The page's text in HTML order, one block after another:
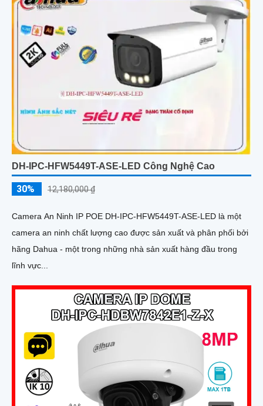
DH-IPC-HFW5449T-ASE-LED Công Nghệ Cao
30% 12,180,000 ₫
Camera An Ninh IP POE DH-IPC-HFW5449T-ASE-LED là một
camera an ninh chất lượng cao được sản xuất và phân phối bởi
hãng Dahua - một trong những nhà sản xuất hàng đầu trong
lĩnh vực...